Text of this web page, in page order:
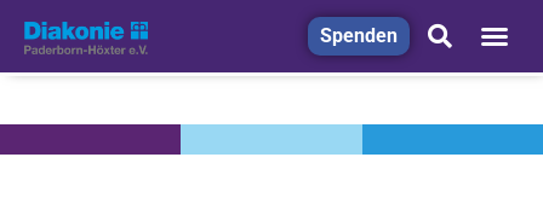
Spenden